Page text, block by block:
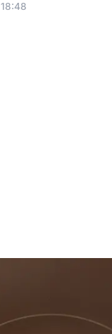
18:48